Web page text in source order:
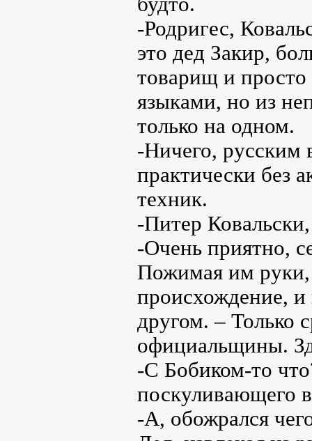
-Родригес,
это дед Закир,
товарищ и
языками, но из
только на одном.
-Ничего, русским
практически без
техник.
-Питер
-Очень приятно,
Пожимая им руки,
происхождение, и
другом. – Только
официальщины.
-С Бобиком-то
поскуливающего
-А, обожрался